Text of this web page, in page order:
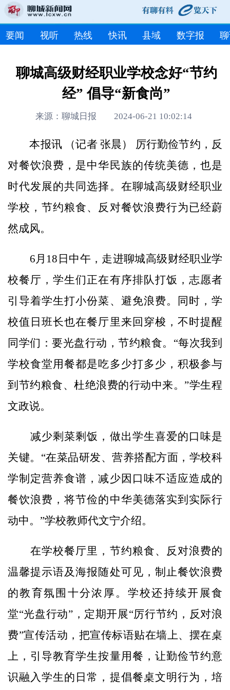
要闻 视听 热线 快讯 县域 数字报
聊城高级财经职业学校念好“节约
经” 倡导“新食尚”
来源：聊城日报 2024-06-21 10:02:14
本报讯 （记者 张晨） 厉行勤俭节约，反
对餐饮浪费，是中华民族的传统美德，也是
时代发展的共同选择。在聊城高级财经职业
学校，节约粮食、反对餐饮浪费行为已经蔚
然成风。
6月18日中午，走进聊城高级财经职业学
校餐厅，学生们正在有序排队打饭，志愿者
引导着学生打小份菜、避免浪费。同时，学
校值日班长也在餐厅里来回穿梭，不时提醒
同学们：要光盘行动，节约粮食。“每次我到
学校食堂用餐都是吃多少打多少，积极参与
到节约粮食、杜绝浪费的行动中来。”学生程
文政说。
减少剩菜剩饭，做出学生喜爱的口味是
关键。“在菜品研发、营养搭配方面，学校科
学制定营养食谱，减少因口味不适应造成的
餐饮浪费，将节俭的中华美德落实到实际行
动中。”学校教师代文宁介绍。
在学校餐厅里，节约粮食、反对浪费的
温馨提示语及海报随处可见，制止餐饮浪费
的教育氛围十分浓厚。学校还持续开展食
堂“光盘行动”，定期开展“厉行节约，反对浪
费”宣传活动，把宣传标语贴在墙上、摆在桌
上，引导教育学生按量用餐，让勤俭节约意
识融入学生的日常，提倡餐桌文明行为，培